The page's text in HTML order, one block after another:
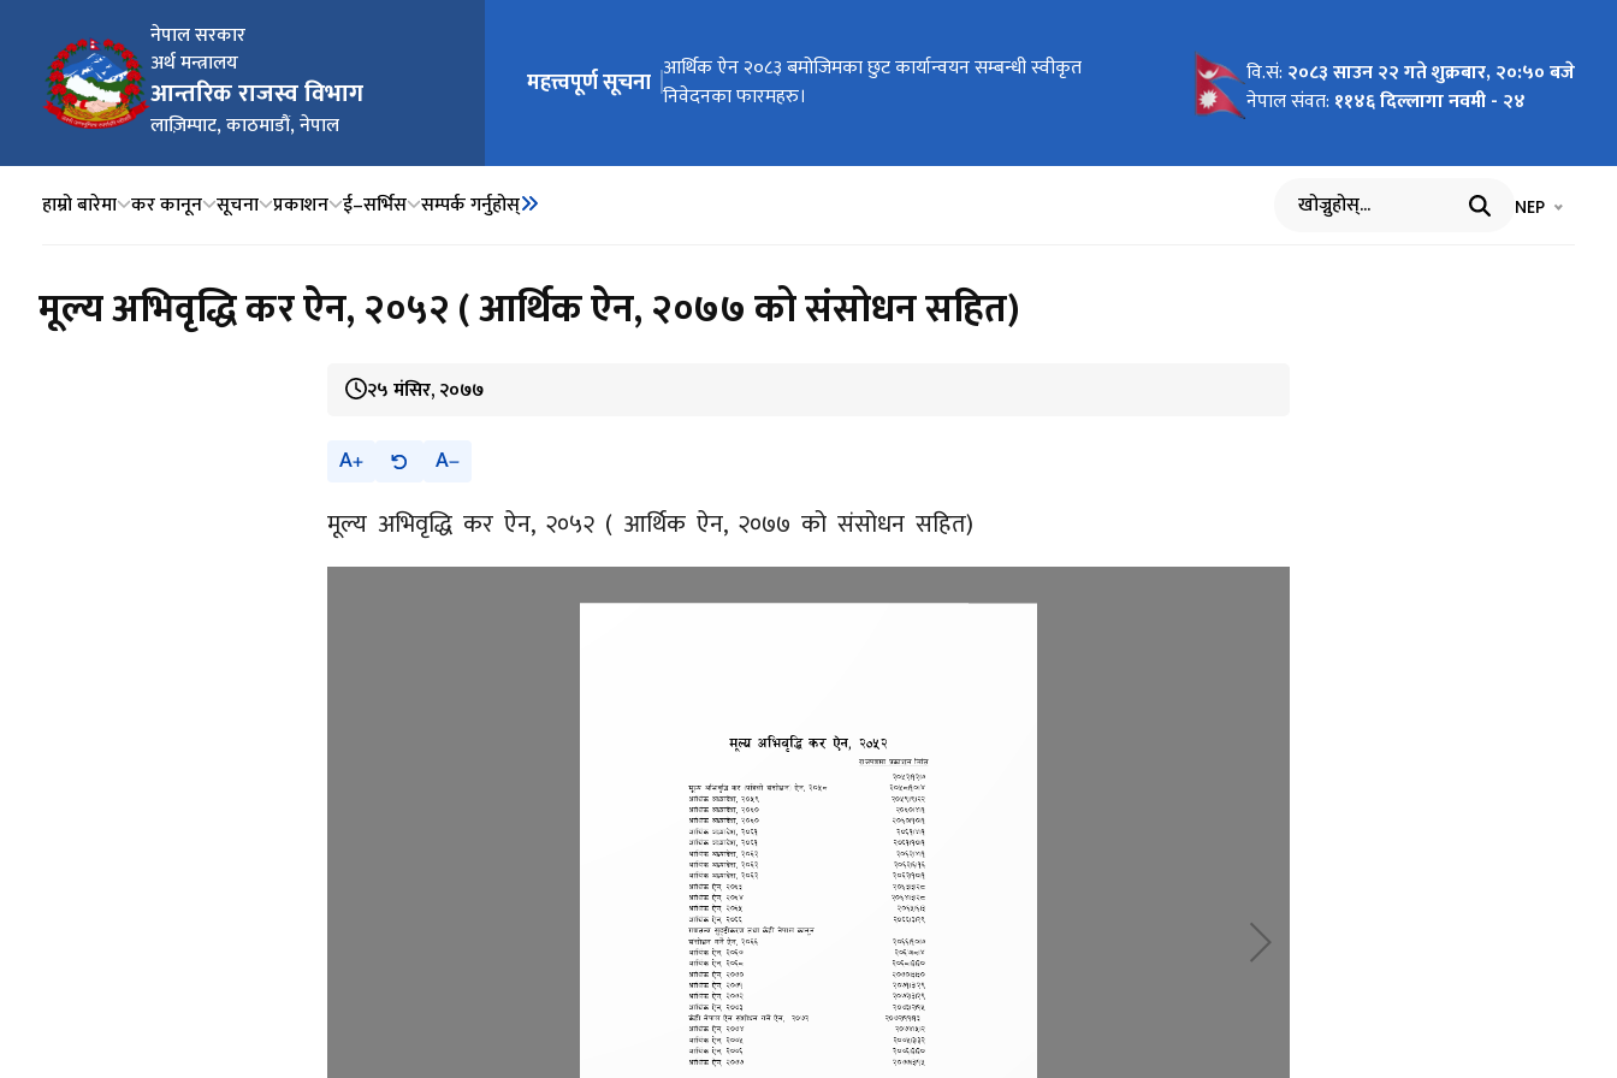
नेपाल सरकार
अर्थ मन्त्रालय
आन्तरिक राजस्व विभाग
लाज़िम्पाट, काठमाडौं, नेपाल
मुख्य नेभिगेसनमा जानुहोस्
महत्त्वपूर्ण सूचना करदाता प्रोत्साहन उपहार कार्यक्रम सञ्चालन कार्यविधि, २०८३
आर्थिक ऐन २०८३ बमोजिमका छुट कार्यान्वयन सम्बन्धी स्वीकृत
निवेदनका फारमहरु।
विल/बीजक जारी गर्ने सम्बन्धी सूचना।
आर्थिक विधेयक, २०८३ ले प्रदान गरेका छुट सुविधा कार्यान्वयन लागि
स्वीकृत फारामहरु ।
कार्यालयगत सूचना अधिकारीको सम्पर्क नम्बर वि.सं: २०८३ साउन २२ गते शुक्रबार, २०:५० बजे
नेपाल संवत: ११४६ दिल्लागा नवमी - २४
हाम्रो बारेमा कर कानून सूचना प्रकाशन ई–सर्भिस सम्पर्क गर्नुहोस् खोज्नुहोस् भाषा चयन
NEP
मूल्य अभिवृद्धि कर ऐन, २०५२ ( आर्थिक ऐन, २०७७ को संसोधन सहित)
२५ मंसिर, २०७७
A A
मूल्य अभिवृद्धि कर ऐन, २०५२ ( आर्थिक ऐन, २०७७ को संसोधन सहित)